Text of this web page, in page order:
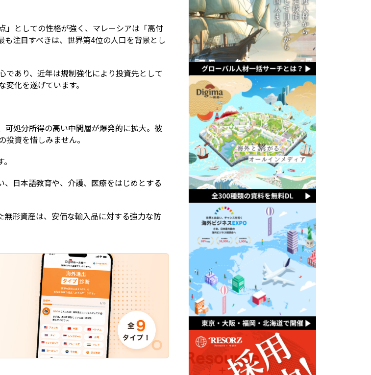
」としての性格が強く、マレーシアは「高付
注目すべきは、世界第4位の人口を背景とし
あり、近年は規制強化により投資先として
化を遂げています。
処分所得の高い中間層が爆発的に拡大。彼
資を惜しみません。
日本語教育や、介護、医療をはじめとする
形資産は、安価な輸入品に対する強力な防